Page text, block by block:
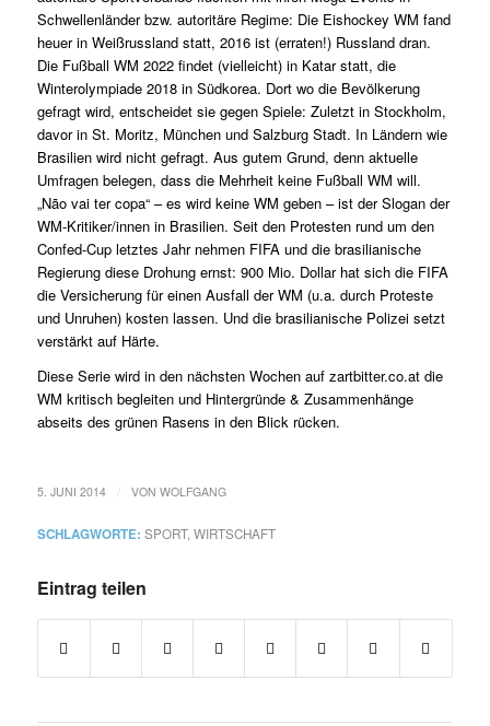
Schwellenländer bzw. autoritäre Regime: Die Eishockey WM fand
heuer in Weißrussland statt, 2016 ist (erraten!) Russland dran.
Die Fußball WM 2022 findet (vielleicht) in Katar statt, die
Winterolympiade 2018 in Südkorea. Dort wo die Bevölkerung
gefragt wird, entscheidet sie gegen Spiele: Zuletzt in Stockholm,
davor in St. Moritz, München und Salzburg Stadt. In Ländern wie
Brasilien wird nicht gefragt. Aus gutem Grund, denn aktuelle
Umfragen belegen, dass die Mehrheit keine Fußball WM will.
„Não vai ter copa“ – es wird keine WM geben – ist der Slogan der
WM-Kritiker/innen in Brasilien. Seit den Protesten rund um den
Confed-Cup letztes Jahr nehmen FIFA und die brasilianische
Regierung diese Drohung ernst: 900 Mio. Dollar hat sich die FIFA
die Versicherung für einen Ausfall der WM (u.a. durch Proteste
und Unruhen) kosten lassen. Und die brasilianische Polizei setzt
verstärkt auf Härte.
Diese Serie wird in den nächsten Wochen auf zartbitter.co.at die
WM kritisch begleiten und Hintergründe & Zusammenhänge
abseits des grünen Rasens in den Blick rücken.
5. JUNI 2014 VON WOLFGANG
SCHLAGWORTE: SPORT, WIRTSCHAFT
Eintrag teilen